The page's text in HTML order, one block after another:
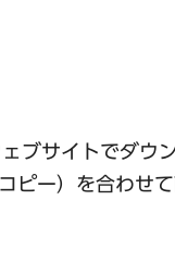
ブサイトでダウ
ピー）を合わせ